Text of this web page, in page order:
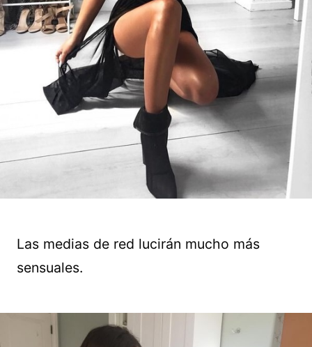
Las medias de red lucirán mucho más
sensuales.